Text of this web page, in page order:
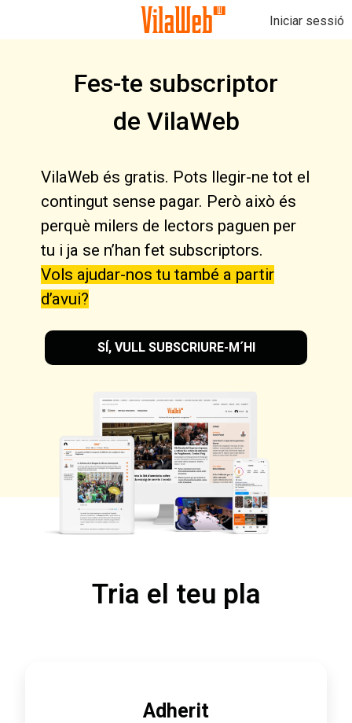
Iniciar sessió
Fes-te subscriptor
de VilaWeb
VilaWeb és gratis. Pots llegir-ne tot el
contingut sense pagar. Però això és
perquè milers de lectors paguen per
tu i ja se n’han fet subscriptors.
Vols ajudar-nos tu també a partir
d’avui?
SÍ, VULL SUBSCRIURE-M´HI
Tria el teu pla
Adherit